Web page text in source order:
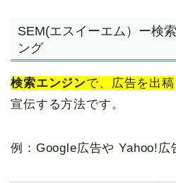
SEM(エスイーエム）ー検
ング
検索エンジンで、広告を出稿
宣伝する方法です。
例：Google広告や Yahoo!広